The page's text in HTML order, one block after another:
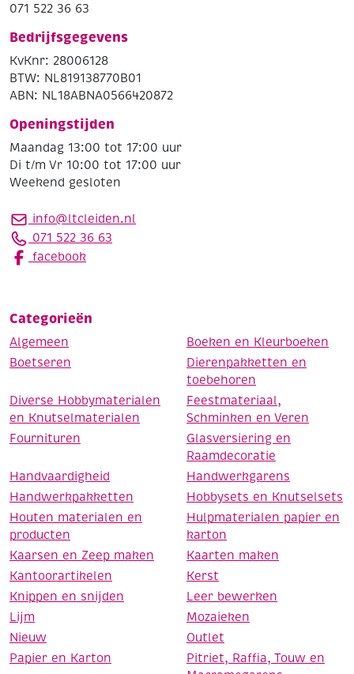
071 522 36 63
Bedrijfsgegevens
KvKnr: 28006128
BTW: NL819138770B01
ABN: NL18ABNA0566420872
Openingstijden
Maandag 13:00 tot 17:00 uur
Di t/m Vr 10:00 tot 17:00 uur
Weekend gesloten
info@ltcleiden.nl
071 522 36 63
facebook
Categorieën
Algemeen
Boeken en Kleurboeken
Boetseren
Dierenpakketten en
toebehoren
Diverse Hobbymaterialen
en Knutselmaterialen
Feestmateriaal,
Schminken en Veren
Fournituren
Glasversiering en
Raamdecoratie
Handvaardigheid
Handwerkgarens
Handwerkpakketten
Hobbysets en Knutselsets
Houten materialen en
producten
Hulpmaterialen papier en
karton
Kaarsen en Zeep maken
Kaarten maken
Kantoorartikelen
Kerst
Knippen en snijden
Leer bewerken
Lijm
Mozaieken
Nieuw
Outlet
Papier en Karton
Pitriet, Raffia, Touw en